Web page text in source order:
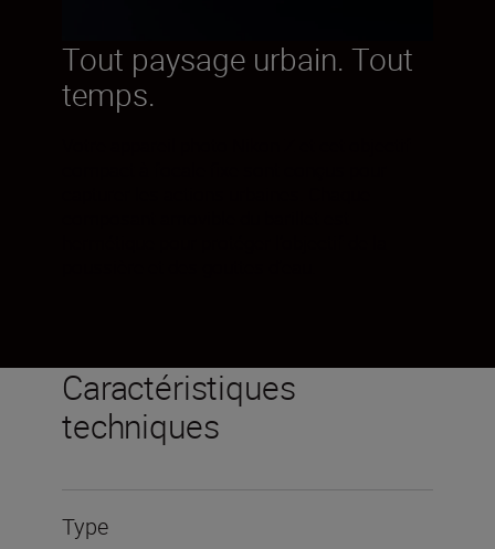
Tout paysage urbain. Tout
temps.
Caractéristiques
techniques
Type